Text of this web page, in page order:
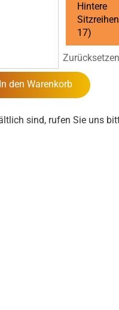
Hintere
17)
Zurücksetzen
In den Warenkorb
sind, rufen Sie uns